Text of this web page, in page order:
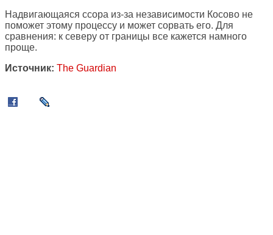
Надвигающаяся ссора из-за независимости Косово не
поможет этому процессу и может сорвать его. Для
сравнения: к северу от границы все кажется намного
проще.
Источник: The Guardian